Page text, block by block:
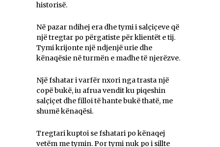
historisë.
Në pazar ndihej era dhe tymi i salçiçeve që
një tregtar po përgatiste për klientët e tij.
Tymi krijonte një ndjenjë urie dhe
kënaqësie në turmën e madhe të njerëzve.
Një fshatar i varfër nxori nga trasta një
copë bukë, iu afrua vendit ku piqeshin
salçiçet dhe filloi të hante bukë thatë, me
shumë kënaqësi.
Tregtari kuptoi se fshatari po kënaqej
vetëm me tymin. Por tymi nuk po i sillte